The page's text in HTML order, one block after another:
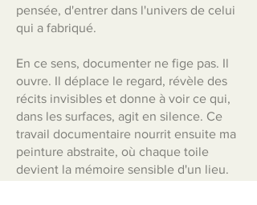
pensée, d'entrer dans l'univers de celui
qui a fabriqué.
En ce sens, documenter ne fige pas. Il
ouvre. Il déplace le regard, révèle des
récits invisibles et donne à voir ce qui,
dans les surfaces, agit en silence. Ce
travail documentaire nourrit ensuite ma
peinture abstraite, où chaque toile
devient la mémoire sensible d'un lieu.